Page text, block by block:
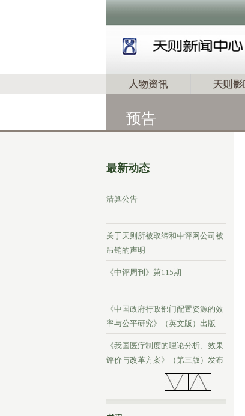
预告
最新动态
清算公告
关于天则所被取缔和中评网公司被
吊销的声明
《中评周刊》第115期
《中国政府行政部门配置资源的效
率与公平研究》（英文版）出版
《我国医疗制度的理论分析、效果
评价与改革方案》（第三版）发布
《中评周刊》第114期